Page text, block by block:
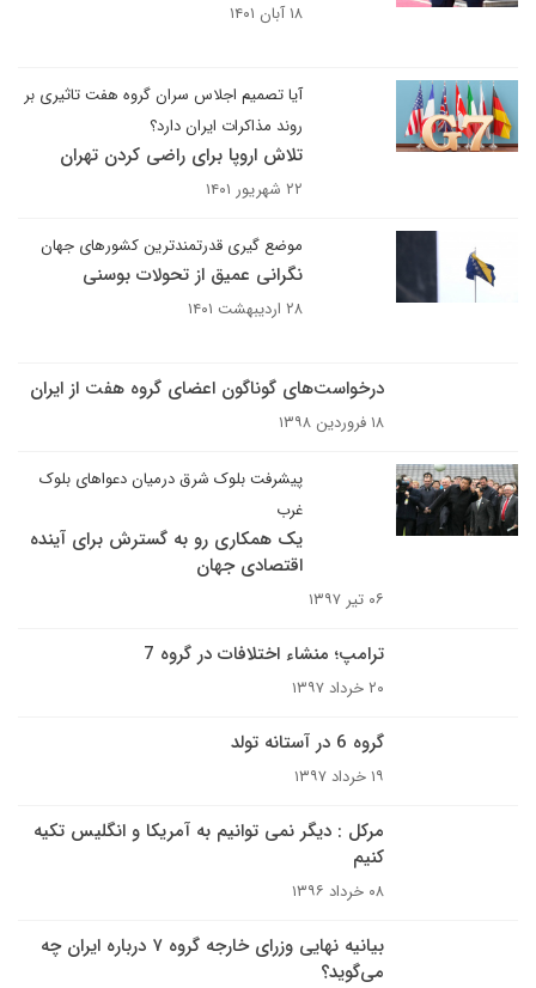
۱۸ آبان ۱۴۰۱
آیا تصمیم اجلاس سران گروه هفت تاثیری بر
روند مذاکرات ایران دارد؟
تلاش اروپا برای راضی کردن تهران
۲۲ شهریور ۱۴۰۱
موضع گیری قدرتمندترین کشورهای جهان
نگرانی عمیق از تحولات بوسنی
۲۸ اردیبهشت ۱۴۰۱
درخواست‌های گوناگون اعضای گروه هفت از ایران
۱۸ فروردین ۱۳۹۸
پیشرفت بلوک شرق درمیان دعواهای بلوک
غرب
یک همکاری رو به گسترش برای آینده
اقتصادی جهان
۰۶ تیر ۱۳۹۷
ترامپ؛ منشاء اختلافات در گروه 7
۲۰ خرداد ۱۳۹۷
گروه 6 در آستانه تولد
۱۹ خرداد ۱۳۹۷
مرکل : دیگر نمی توانیم به آمریکا و انگلیس تکیه
کنیم
۰۸ خرداد ۱۳۹۶
بیانیه نهایی وزرای خارجه گروه ۷ درباره ایران چه
می‌گوید؟